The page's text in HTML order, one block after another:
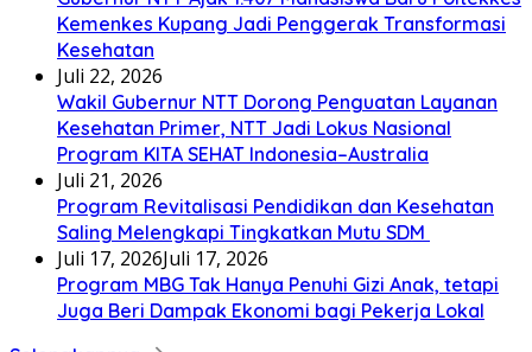
Kemenkes Kupang Jadi Penggerak Transformasi
Kesehatan
Juli 22, 2026
Wakil Gubernur NTT Dorong Penguatan Layanan
Kesehatan Primer, NTT Jadi Lokus Nasional
Program KITA SEHAT Indonesia–Australia
Juli 21, 2026
Program Revitalisasi Pendidikan dan Kesehatan
Saling Melengkapi Tingkatkan Mutu SDM
Juli 17, 2026Juli 17, 2026
Program MBG Tak Hanya Penuhi Gizi Anak, tetapi
Juga Beri Dampak Ekonomi bagi Pekerja Lokal